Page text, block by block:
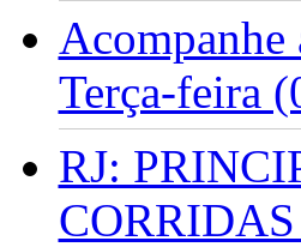
Acompanhe
Terça-feira
RJ: